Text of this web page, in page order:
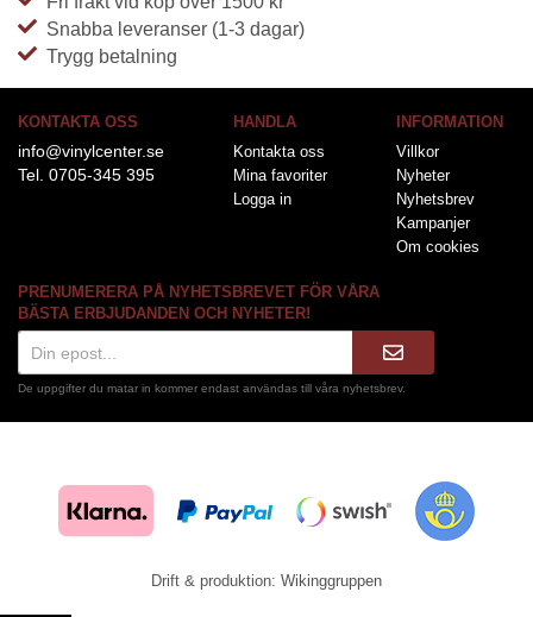
Snabba leveranser (1-3 dagar)
Trygg betalning
KONTAKTA OSS
info@vinylcenter.se
Tel. 0705-345 395
HANDLA
Kontakta oss
Mina favoriter
Logga in
INFORMATION
Villkor
Nyheter
Nyhetsbrev
Kampanjer
Om cookies
PRENUMERERA PÅ NYHETSBREVET FÖR VÅRA
BÄSTA ERBJUDANDEN OCH NYHETER!
De uppgifter du matar in kommer endast användas till våra nyhetsbrev.
Drift & produktion: Wikinggruppen